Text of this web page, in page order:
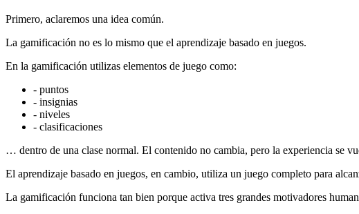
Primero, aclaremos una idea común.
La gamificación no es lo mismo que el aprendizaje basado en juegos.
En la gamificación utilizas elementos de juego como:
- puntos
- insignias
- niveles
- clasificaciones
… dentro de una clase normal. El contenido no cambia, pero la experiencia se
El aprendizaje basado en juegos, en cambio, utiliza un juego completo para
La gamificación funciona tan bien porque activa tres grandes motivadores